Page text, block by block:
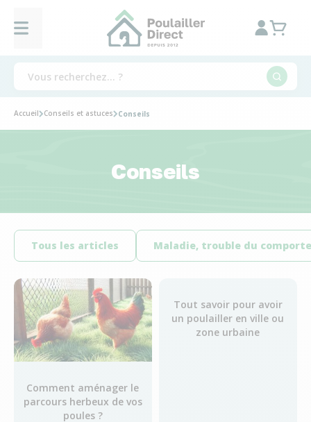
Accueil Conseils et astuces Conseils
Conseils
Tous les articles Maladie, trouble du
Comment aménager le
parcours herbeux de vos
poules ?
Tout savoir pour avoir
un poulailler en ville ou
zone urbaine